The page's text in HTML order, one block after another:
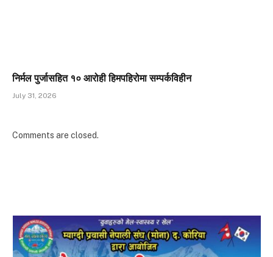
निर्मल पुर्जासहित १० आरोही हिमपहिरोमा सम्पर्कविहीन
July 31, 2026
Comments are closed.